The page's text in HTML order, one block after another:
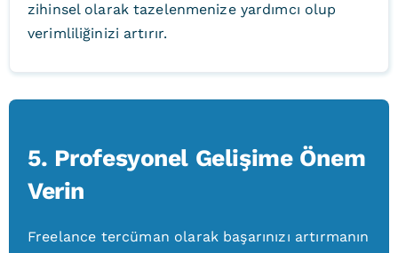
zihinsel olarak tazelenmenize yardımcı olup
verimliliğinizi artırır.
5. Profesyonel Gelişime Önem
Verin
Freelance tercüman olarak başarınızı artırmanın